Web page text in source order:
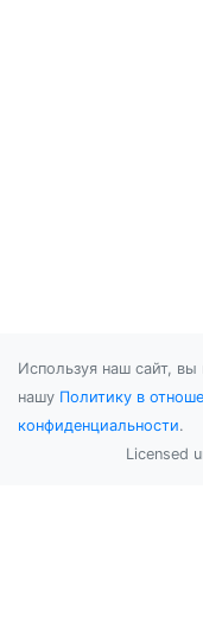
Используя наш сайт,
нашу Политику в
конфиденциальности.
Licensed